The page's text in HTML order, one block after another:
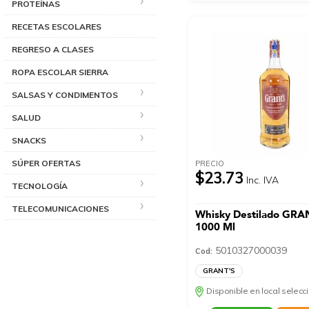
PROTEÍNAS
RECETAS ESCOLARES
REGRESO A CLASES
ROPA ESCOLAR SIERRA
SALSAS Y CONDIMENTOS
SALUD
SNACKS
SÚPER OFERTAS
TECNOLOGÍA
TELECOMUNICACIONES
PRECIO
$23.73 Inc. IVA
Whisky Destilado
1000 Ml
Cod: 5010327000039
GRANT'S
Disponible en local